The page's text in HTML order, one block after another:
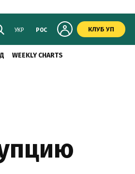
УКР РОС КЛУБ УП
WEEKLY CHARTS